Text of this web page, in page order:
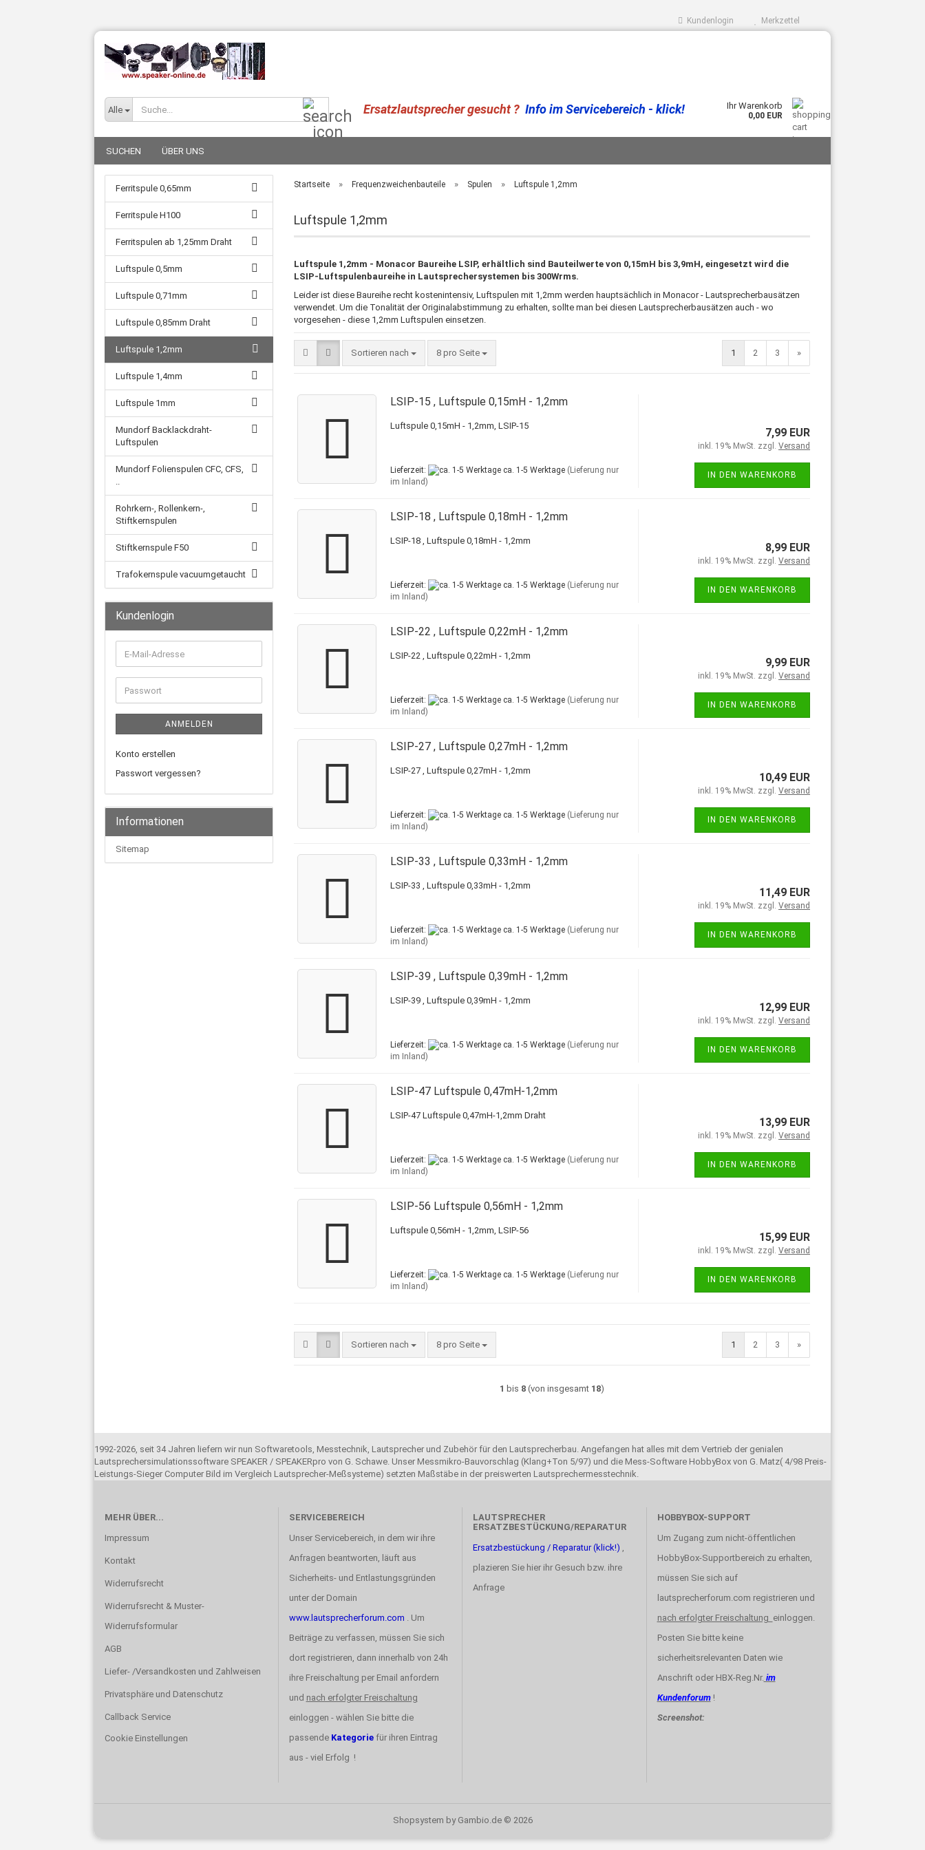
Kundenlogin Merkzettel
Alle Ersatzlautsprecher gesucht ? Info im Servicebereich - klick! Ihr Warenkorb
0,00 EUR
SUCHEN ÜBER UNS
Startseite » Frequenzweichenbauteile » Spulen » Luftspule 1,2mm
Luftspule 1,2mm
Luftspule 1,2mm - Monacor Baureihe LSIP, erhältlich sind Bauteilwerte von 0,15mH bis 3,9mH, eingesetzt wird die
LSIP-Luftspulenbaureihe in Lautsprechersystemen bis 300Wrms.
Leider ist diese Baureihe recht kostenintensiv, Luftspulen mit 1,2mm werden hauptsächlich in Monacor - Lautsprecherbausätzen
verwendet. Um die Tonalität der Originalabstimmung zu erhalten, sollte man bei diesen Lautsprecherbausätzen auch - wo
vorgesehen - diese 1,2mm Luftspulen einsetzen.
Sortieren nach
Sortieren nach 8 pro Seite
pro Seite 1 2 3 »
LSIP-15 , Luftspule 0,15mH - 1,2mm
Luftspule 0,15mH - 1,2mm, LSIP-15
Lieferzeit: ca. 1-5 Werktage (Lieferung nur
im Inland)
7,99 EUR
inkl. 19% MwSt. zzgl. Versand
IN DEN WARENKORB
LSIP-18 , Luftspule 0,18mH - 1,2mm
LSIP-18 , Luftspule 0,18mH - 1,2mm
Lieferzeit: ca. 1-5 Werktage (Lieferung nur
im Inland)
8,99 EUR
inkl. 19% MwSt. zzgl. Versand
IN DEN WARENKORB
LSIP-22 , Luftspule 0,22mH - 1,2mm
LSIP-22 , Luftspule 0,22mH - 1,2mm
Lieferzeit: ca. 1-5 Werktage (Lieferung nur
im Inland)
9,99 EUR
inkl. 19% MwSt. zzgl. Versand
IN DEN WARENKORB
LSIP-27 , Luftspule 0,27mH - 1,2mm
LSIP-27 , Luftspule 0,27mH - 1,2mm
Lieferzeit: ca. 1-5 Werktage (Lieferung nur
im Inland)
10,49 EUR
inkl. 19% MwSt. zzgl. Versand
IN DEN WARENKORB
LSIP-33 , Luftspule 0,33mH - 1,2mm
LSIP-33 , Luftspule 0,33mH - 1,2mm
Lieferzeit: ca. 1-5 Werktage (Lieferung nur
im Inland)
11,49 EUR
inkl. 19% MwSt. zzgl. Versand
IN DEN WARENKORB
LSIP-39 , Luftspule 0,39mH - 1,2mm
LSIP-39 , Luftspule 0,39mH - 1,2mm
Lieferzeit: ca. 1-5 Werktage (Lieferung nur
im Inland)
12,99 EUR
inkl. 19% MwSt. zzgl. Versand
IN DEN WARENKORB
LSIP-47 Luftspule 0,47mH-1,2mm
LSIP-47 Luftspule 0,47mH-1,2mm Draht
Lieferzeit: ca. 1-5 Werktage (Lieferung nur
im Inland)
13,99 EUR
inkl. 19% MwSt. zzgl. Versand
IN DEN WARENKORB
LSIP-56 Luftspule 0,56mH - 1,2mm
Luftspule 0,56mH - 1,2mm, LSIP-56
Lieferzeit: ca. 1-5 Werktage (Lieferung nur
im Inland)
15,99 EUR
inkl. 19% MwSt. zzgl. Versand
IN DEN WARENKORB
Sortieren nach
Sortieren nach 8 pro Seite
pro Seite 1 2 3 »
1 bis 8 (von insgesamt 18)
Ferritspule 0,65mm
Ferritspule H100
Ferritspulen ab 1,25mm Draht
Luftspule 0,5mm
Luftspule 0,71mm
Luftspule 0,85mm Draht
Luftspule 1,2mm
Luftspule 1,4mm
Luftspule 1mm
Mundorf Backlackdraht-
Luftspulen
Mundorf Folienspulen CFC, CFS,
..
Rohrkern-, Rollenkern-,
Stiftkernspulen
Stiftkernspule F50
Trafokernspule vacuumgetaucht
Kundenlogin
E-
Mail-
Adresse
Passwort
ANMELDEN
Konto erstellen
Passwort vergessen?
Informationen
Sitemap
1992-2026, seit 34 Jahren liefern wir nun Softwaretools, Messtechnik, Lautsprecher und Zubehör für den Lautsprecherbau. Angefangen hat alles mit dem Vertrieb der genialen
Lautsprechersimulationssoftware SPEAKER / SPEAKERpro von G. Schawe. Unser Messmikro-Bauvorschlag (Klang+Ton 5/97) und die Mess-Software HobbyBox von G. Matz( 4/98 Preis-
Leistungs-Sieger Computer Bild im Vergleich Lautsprecher-Meßsysteme) setzten Maßstäbe in der preiswerten Lautsprechermesstechnik.
MEHR ÜBER...
Impressum
Kontakt
Widerrufsrecht
Widerrufsrecht & Muster-
Widerrufsformular
AGB
Liefer- /Versandkosten und Zahlweisen
Privatsphäre und Datenschutz
Callback Service
Cookie Einstellungen
SERVICEBEREICH
Unser Servicebereich, in dem wir ihre
Anfragen beantworten, läuft aus
Sicherheits- und Entlastungsgründen
unter der Domain
www.lautsprecherforum.com . Um
Beiträge zu verfassen, müssen Sie sich
dort registrieren, dann innerhalb von 24h
ihre Freischaltung per Email anfordern
und nach erfolgter Freischaltung
einloggen - wählen Sie bitte die
passende Kategoriefür ihren Eintrag
aus - viel Erfolg !
LAUTSPRECHER
ERSATZBESTÜCKUNG/REPARATUR
Ersatzbestückung / Reparatur (klick!) ,
plazieren Sie hier ihr Gesuch bzw. ihre
Anfrage
HOBBYBOX-SUPPORT
Um Zugang zum nicht-öffentlichen
HobbyBox-Supportbereich zu erhalten,
müssen Sie sich auf
lautsprecherforum.com registrieren und
nach erfolgter Freischaltung einloggen.
Posten Sie bitte keine
sicherheitsrelevanten Daten wie
Anschrift oder HBX-Reg.Nr. im
Kundenforum!
Screenshot:
Shopsystem by Gambio.de © 2026